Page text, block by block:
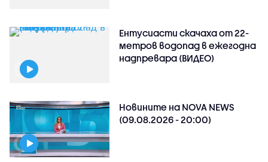
Ентусиасти скачаха от 22-
метров водопад в ежегодна
надпревара (ВИДЕО)
Новините на NOVA NEWS
(09.08.2026 - 20:00)